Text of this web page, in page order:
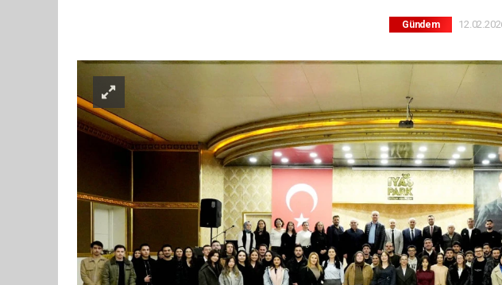
Gündem